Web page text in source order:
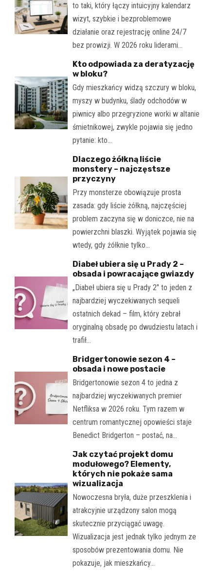
to taki, który łączy intuicyjny kalendarz
wizyt, szybkie i bezproblemowe
działanie oraz rejestrację online 24/7
bez prowizji. W 2026 roku liderami…
Kto odpowiada za deratyzację
w bloku?
Gdy mieszkańcy widzą szczury w bloku,
myszy w budynku, ślady odchodów w
piwnicy albo przegryzione worki w altanie
śmietnikowej, zwykle pojawia się jedno
pytanie: kto…
Dlaczego żółkną liście
monstery – najczęstsze
przyczyny
Przy monsterze obowiązuje prosta
zasada: gdy liście żółkną, najczęściej
problem zaczyna się w doniczce, nie na
powierzchni blaszki. Wyjątek pojawia się
wtedy, gdy żółknie tylko…
Diabeł ubiera się u Prady 2 –
obsada i powracające gwiazdy
„Diabeł ubiera się u Prady 2" to jeden z
najbardziej wyczekiwanych sequeli
ostatnich dekad – film, który zebrał
oryginalną obsadę po dwudziestu latach i
trafił…
Bridgertonowie sezon 4 –
obsada i nowe postacie
Bridgertonowie sezon 4 to jedna z
najbardziej wyczekiwanych premier
Netfliksa w 2026 roku. Tym razem w
centrum romantycznej opowieści staje
Benedict Bridgerton – postać, na…
Jak czytać projekt domu
modułowego? Elementy,
których nie pokaże sama
wizualizacja
Nowoczesna bryła, duże przeszklenia i
atrakcyjnie urządzony salon mogą
skutecznie przyciągać uwagę.
Wizualizacja jest jednak tylko jednym ze
sposobów prezentowania domu. Nie
pokazuje, jak mieszkańcy…